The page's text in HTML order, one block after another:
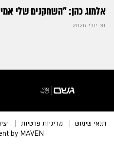
אלמוג כהן: "השחקנים שלי
31 יולי 2026
תנאי שימוש מדיניות פרטיות
by MAVEN